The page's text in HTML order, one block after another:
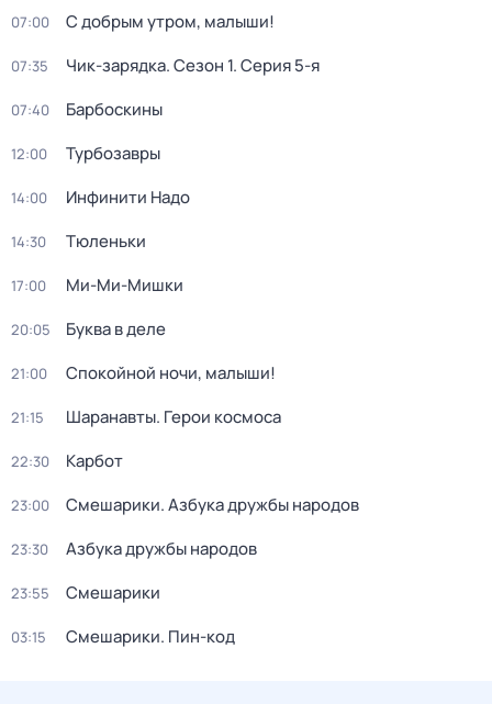
07:00 С добрым утром, малыши!
07:35 Чик-зарядка. Сезон 1. Серия 5-я
07:40 Барбоскины
12:00 Турбозавры
14:00 Инфинити Надо
14:30 Тюленьки
17:00 Ми-Ми-Мишки
20:05 Буква в деле
21:00 Спокойной ночи, малыши!
21:15 Шаранавты. Герои космоса
22:30 Карбот
23:00 Смешарики. Азбука дружбы народов
23:30 Азбука дружбы народов
23:55 Смешарики
03:15 Смешарики. Пин-код